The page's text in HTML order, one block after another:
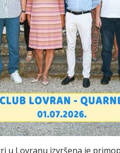
u Lovranu izvršena je